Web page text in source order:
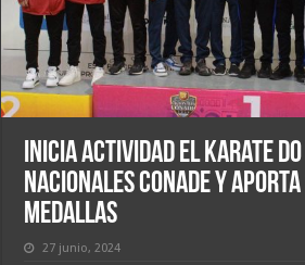
Inicia actividad el karate
nacionales Conade y
medallas
27 junio, 2024